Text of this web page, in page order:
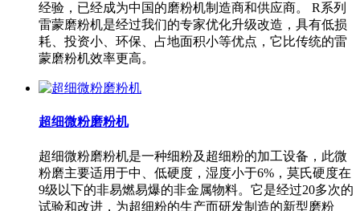
经验，已经成为中国的磨粉机制造商和供应商。 R系列
雷蒙磨粉机是经过我们的专家优化升级改造，具有低损
耗、投资小、环保、占地面积小等优点，它比传统的雷
蒙磨粉机效率更高。
超细微粉磨粉机
超细微粉磨粉机是一种细粉及超细粉的加工设备，此微
粉磨主要适用于中、低硬度，湿度小于6%，莫氏硬度在
9级以下的非易燃易爆的非金属物料。它是经过20多次的
试验和改进，为超细粉的生产而研发制造的新型磨粉